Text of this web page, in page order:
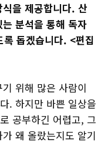
을 제공합니다. 산
분석을 통해 독자
돕겠습니다. <편집
위해 많은 사람이
. 하지만 바쁜 일상을
공부하긴 어렵고, 그
왜 올랐는지도 알기